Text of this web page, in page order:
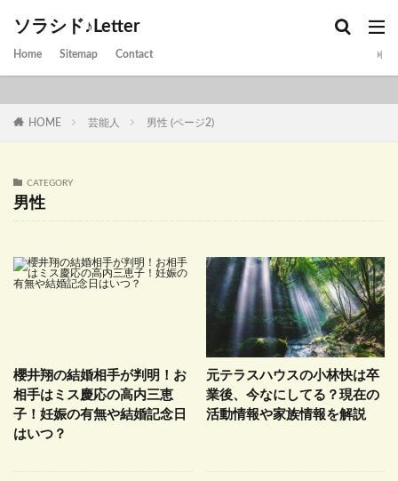
ソラシド♪Letter
Home Sitemap Contact
HOME 芸能人 男性 (ページ2)
CATEGORY
男性
櫻井翔の結婚相手が判明！お
相手はミス慶応の高内三恵
子！妊娠の有無や結婚記念日
はいつ？
元テラスハウスの小林快は卒
業後、今なにしてる？現在の
活動情報や家族情報を解説